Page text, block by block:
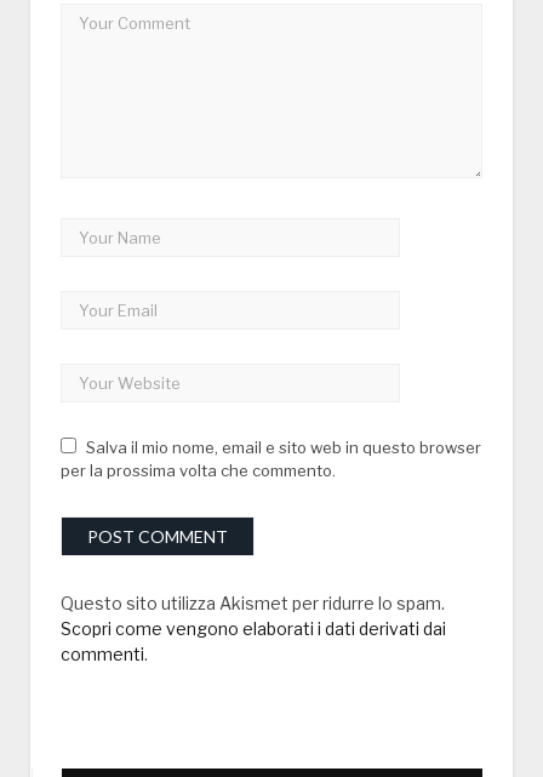
Salva il mio nome, email e sito web in questo browser
per la prossima volta che commento.
Questo sito utilizza Akismet per ridurre lo spam.
Scopri come vengono elaborati i dati derivati dai
commenti.